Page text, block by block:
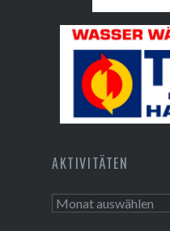
Bundesdenkmalamt
AKTIVITÄTEN
Aktivitäten